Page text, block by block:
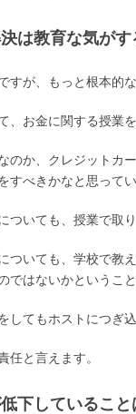
は教育な気がす
すが、もっと根本的
、お金に関する授業
のか、クレジットカ
すべきかなと思ってい
ついても、授業で取
ついても、学校で教
ではないかということ
してもホストにつぎ
任と言えます。
下していること